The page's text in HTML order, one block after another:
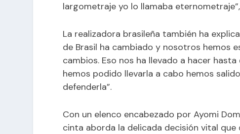
largometraje yo lo llamaba
La realizadora brasileña también ha
de Brasil ha cambiado y nosotros hemos
cambios. Eso nos ha llevado a hacer
hemos podido llevarla a cabo hemos
defenderla”.
Con un elenco encabezado por Ayomi
cinta aborda la delicada decisión vital